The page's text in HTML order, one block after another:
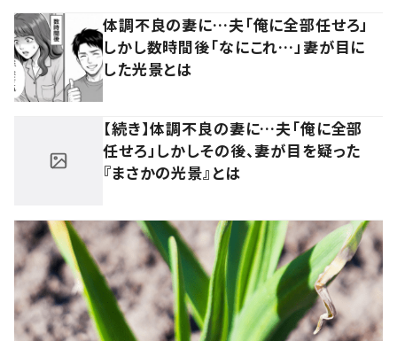
体調不良の妻に…夫「俺に全部任せろ」
しかし数時間後「なにこれ…」妻が目に
した光景とは
【続き】体調不良の妻に…夫「俺に全部
任せろ」しかしその後、妻が目を疑った
『まさかの光景』とは